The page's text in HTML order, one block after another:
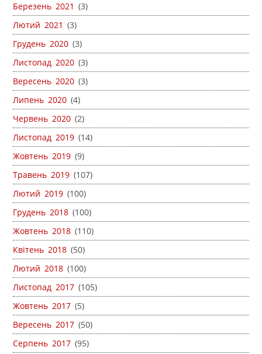
Березень 2021 (3)
Лютий 2021 (3)
Грудень 2020 (3)
Листопад 2020 (3)
Вересень 2020 (3)
Липень 2020 (4)
Червень 2020 (2)
Листопад 2019 (14)
Жовтень 2019 (9)
Травень 2019 (107)
Лютий 2019 (100)
Грудень 2018 (100)
Жовтень 2018 (110)
Квітень 2018 (50)
Лютий 2018 (100)
Листопад 2017 (105)
Жовтень 2017 (5)
Вересень 2017 (50)
Серпень 2017 (95)